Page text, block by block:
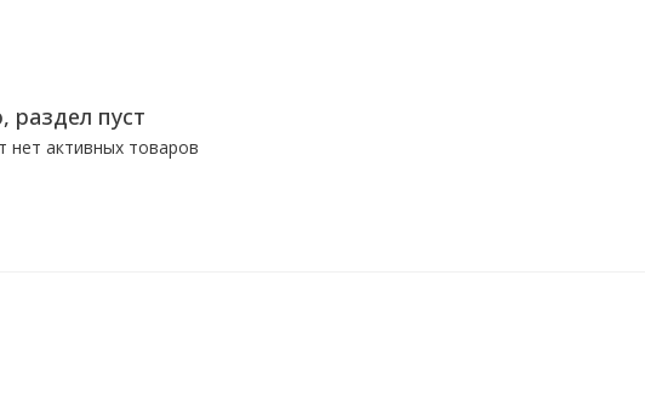
раздел пуст
нет активных товаров